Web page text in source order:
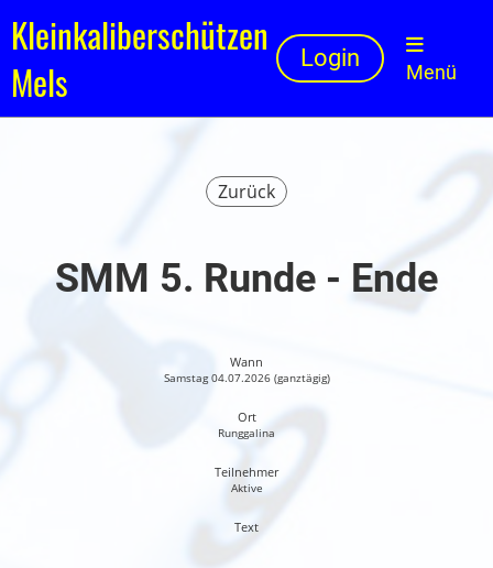
Kleinkaliberschützen
Mels
Login
Menü
Zurück
SMM 5. Runde - Ende
Wann
Samstag 04.07.2026 (ganztägig)
Ort
Runggalina
Teilnehmer
Aktive
Text